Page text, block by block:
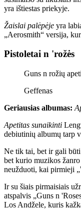
yra ištiestas priekyje.
Žaislai palėpėje yra
„Aerosmith“ versija,
Pistoletai n 'rožės
Guns n rožių
Geffenas
Geriausias albumas:
Apetitas sunaikinti
debiutinių albumų tarp
Ne tik tai, bet ir gali
bet kurio muzikos
neužduoti, kai pirmieji
Ir su šiais pirmaisiais
atspalvis „Guns n
Los Andžele, kuris